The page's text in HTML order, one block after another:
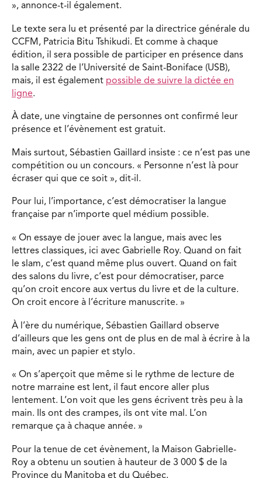
», annonce-t-il également.
Le texte sera lu et présenté par la directrice générale du
CCFM, Patricia Bitu Tshikudi. Et comme à chaque
édition, il sera possible de participer en présence dans
la salle 2322 de l’Université de Saint-Boniface (USB),
mais, il est également possible de suivre la dictée en
ligne.
À date, une vingtaine de personnes ont confirmé leur
présence et l’évènement est gratuit.
Mais surtout, Sébastien Gaillard insiste : ce n’est pas une
compétition ou un concours. « Personne n’est là pour
écraser qui que ce soit », dit-il.
Pour lui, l’importance, c’est démocratiser la langue
française par n’importe quel médium possible.
« On essaye de jouer avec la langue, mais avec les
lettres classiques, ici avec Gabrielle Roy. Quand on fait
le slam, c’est quand même plus ouvert. Quand on fait
des salons du livre, c’est pour démocratiser, parce
qu’on croit encore aux vertus du livre et de la culture.
On croit encore à l’écriture manuscrite. »
À l’ère du numérique, Sébastien Gaillard observe
d’ailleurs que les gens ont de plus en de mal à écrire à la
main, avec un papier et stylo.
« On s’aperçoit que même si le rythme de lecture de
notre marraine est lent, il faut encore aller plus
lentement. L’on voit que les gens écrivent très peu à la
main. Ils ont des crampes, ils ont vite mal. L’on
remarque ça à chaque année. »
Pour la tenue de cet évènement, la Maison Gabrielle-
Roy a obtenu un soutien à hauteur de 3 000 $ de la
Province du Manitoba et du Québec.